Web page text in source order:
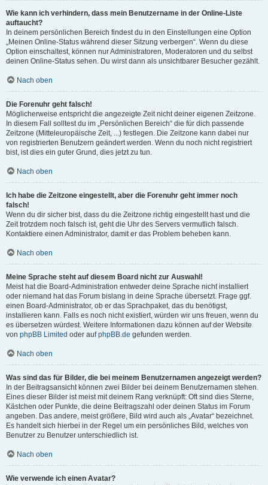
Wie kann ich verhindern, dass mein Benutzername in der Online-Liste
auftaucht?
In deinem persönlichen Bereich findest du in den Einstellungen eine Option
„Meinen Online-Status während dieser Sitzung verbergen“. Wenn du diese
Option einschaltest, können nur Administratoren, Moderatoren und du selbst
deinen Online-Status sehen. Du wirst dann als unsichtbarer Besucher gezählt.
Nach oben
Die Forenuhr geht falsch!
Möglicherweise entspricht die angezeigte Zeit nicht deiner eigenen Zeitzone.
In diesem Fall solltest du im „Persönlichen Bereich“ die für dich passende
Zeitzone (Mitteleuropäische Zeit, ...) festlegen. Die Zeitzone kann dabei nur
von registrierten Benutzern geändert werden. Wenn du noch nicht registriert
bist, ist dies ein guter Grund, dies jetzt zu tun.
Nach oben
Ich habe die Zeitzone eingestellt, aber die Forenuhr geht immer noch
falsch!
Wenn du dir sicher bist, dass du die Zeitzone richtig eingestellt hast und die
Zeit trotzdem noch falsch ist, geht die Uhr des Servers vermutlich falsch.
Kontaktiere einen Administrator, damit er das Problem beheben kann.
Nach oben
Meine Sprache steht auf diesem Board nicht zur Auswahl!
Meist hat die Board-Administration entweder deine Sprache nicht installiert
oder niemand hat das Forum bislang in deine Sprache übersetzt. Frage ggf.
einen Board-Administrator, ob er das Sprachpaket, das du benötigst,
installieren kann. Falls es noch nicht existiert, würden wir uns freuen, wenn du
es übersetzen würdest. Weitere Informationen dazu können auf der Website
von phpBB Limited oder aufphpBB.de gefunden werden.
Nach oben
Was sind das für Bilder, die bei meinem Benutzernamen angezeigt werden?
In der Beitragsansicht können zwei Bilder bei deinem Benutzernamen stehen.
Eines dieser Bilder ist meist mit deinem Rang verknüpft: Oft sind dies Sterne,
Kästchen oder Punkte, die deine Beitragszahl oder deinen Status im Forum
angeben. Das andere, meist größere, Bild wird auch als „Avatar“ bezeichnet.
Es handelt sich hierbei in der Regel um ein persönliches Bild, welches von
Benutzer zu Benutzer unterschiedlich ist.
Nach oben
Wie verwende ich einen Avatar?